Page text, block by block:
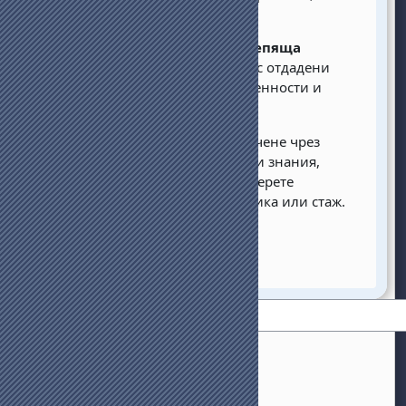
докато правите нещо значимо.
Присъединете се към подкрепяща
общност:Ще работите заедно с отдадени
хора, които споделят вашите ценности и
страст.
Надградете своите знания: Учене чрез
доброволчество. Развийте нови знания,
умения и компетентности. Намерете
различна възможност за практика или стаж.
←Заедно сме по-
силни: уъркшоп,
посветен на
многоезичието,
културното